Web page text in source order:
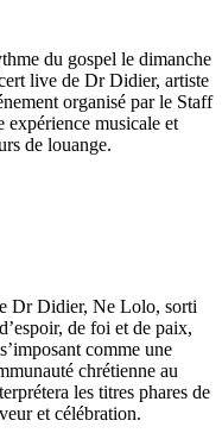
du gospel le dimanche
live de Dr Didier, artiste
organisé par le Staff
expérience musicale et
de louange.
Dr Didier, Ne Lolo, sorti
de foi et de paix,
comme une
chrétienne au
les titres phares de
et célébration.